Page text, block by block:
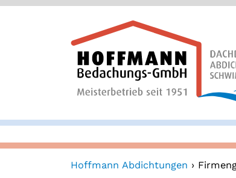
Hoffmann Abdichtungen ›